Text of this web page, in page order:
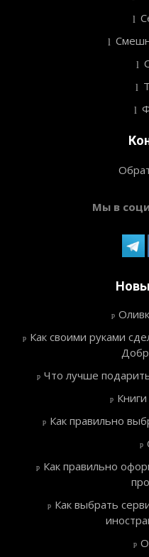
Мы в
Как своими руками
Что лучше
Как правильно
Как правильно
Как выбрать